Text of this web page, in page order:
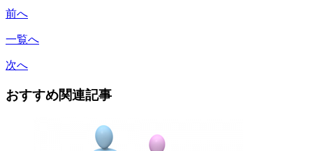
前へ
一覧へ
次へ
おすすめ関連記事